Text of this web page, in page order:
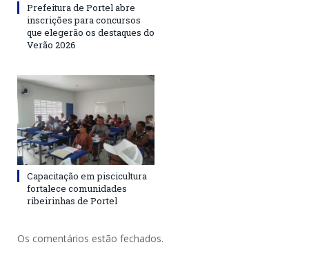
Prefeitura de Portel abre
inscrições para concursos
que elegerão os destaques do
Verão 2026
Capacitação em piscicultura
fortalece comunidades
ribeirinhas de Portel
Os comentários estão fechados.